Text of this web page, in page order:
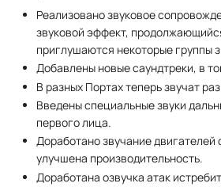
Реализовано звуковое
звуковой эффект,
приглушаются некоторые группы
Добавлены новые саундтреки, в
В разных Портах теперь звучат
Введены специальные звуки
первого лица.
Доработано звучание
улучшена производительность.
Доработана озвучка атак